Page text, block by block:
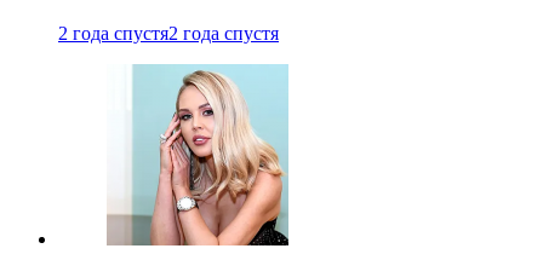
2 года спустя2 года спустя